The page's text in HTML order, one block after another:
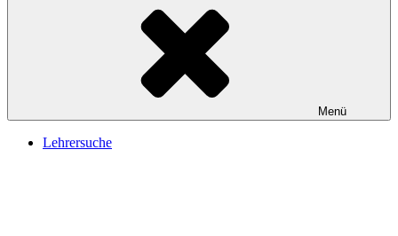
Menü
Lehrersuche